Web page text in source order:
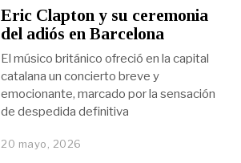
Eric Clapton y su ceremonia
del adiós en Barcelona
El músico británico ofreció en la capital
catalana un concierto breve y
emocionante, marcado por la sensación
de despedida definitiva
20 mayo, 2026